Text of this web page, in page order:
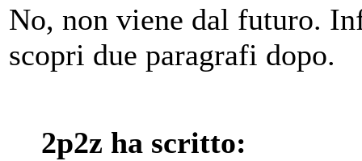
No, non viene dal futuro.
scopri due paragrafi dopo.
2p2z ha scritto: